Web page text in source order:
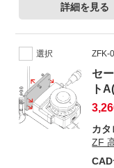
詳細を見る
選択 ZFK-
セ
ト
カタ
ZF
CAD